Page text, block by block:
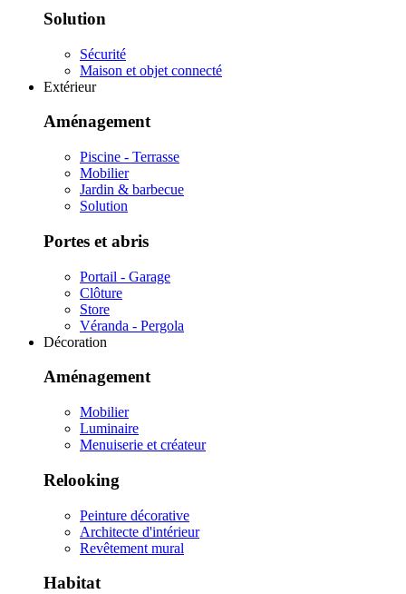
Solution
Sécurité
Maison et objet connecté
Extérieur
Aménagement
Piscine - Terrasse
Mobilier
Jardin & barbecue
Solution
Portes et abris
Portail - Garage
Clôture
Store
Véranda - Pergola
Décoration
Aménagement
Mobilier
Luminaire
Menuiserie et créateur
Relooking
Peinture décorative
Architecte d'intérieur
Revêtement mural
Habitat